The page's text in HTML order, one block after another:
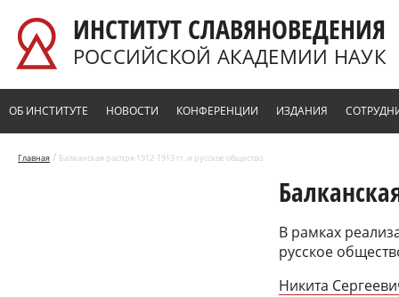
ИНСТИТУТ СЛАВЯНОВЕДЕНИЯ
РОССИЙСКОЙ АКАДЕМИИ НАУК
ОБ ИНСТИТУТЕ НОВОСТИ КОНФЕРЕНЦИИ ИЗДАНИЯ
Главная / Балканская распря 1912-1913 гг. и русское общество
В рамках
русское
Никита